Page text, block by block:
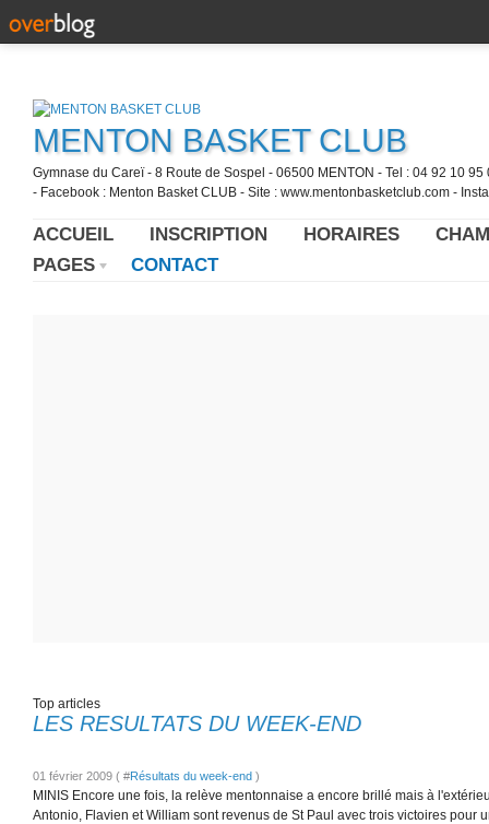
MENTON BASKET CLUB
Gymnase du Careï - 8 Route de Sospel - 06500 MENTON - Tel : 04 92 10
- Facebook : Menton Basket CLUB - Site : www.mentonbasketclub.com -
ACCUEIL INSCRIPTION HORAIRES
PAGES
CONTACT
Top articles
LES RESULTATS DU WEEK-END
01 février 2009 ( #Résultats du week-end )
MINIS Encore une fois, la relève mentonnaise a encore brillé mais à
Antonio, Flavien et William sont revenus de St Paul avec trois victoires pour